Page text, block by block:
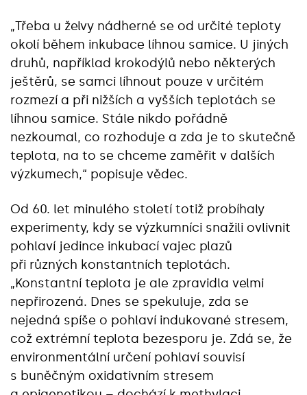
„Třeba u želvy nádherné se od určité teploty
okolí během inkubace líhnou samice. U jiných
druhů, například krokodýlů nebo některých
ještěrů, se samci líhnout pouze v určitém
rozmezí a při nižších a vyšších teplotách se
líhnou samice. Stále nikdo pořádně
nezkoumal, co rozhoduje a zda je to skutečně
teplota, na to se chceme zaměřit v dalších
výzkumech,“‎ popisuje vědec.
Od 60. let minulého století totiž probíhaly
experimenty, kdy se výzkumníci snažili ovlivnit
pohlaví jedince inkubací vajec plazů
při různých konstantních teplotách.
„Konstantní teplota je ale zpravidla velmi
nepřirozená. Dnes se spekuluje, zda se
nejedná spíše o pohlaví indukované stresem,
což extrémní teplota bezesporu je. Zdá se, že
environmentální určení pohlaví souvisí
s buněčným oxidativním stresem